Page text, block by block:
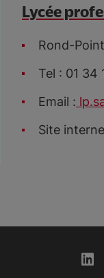
Lycée
Rond-
Tel : 01 34
Email :
Site